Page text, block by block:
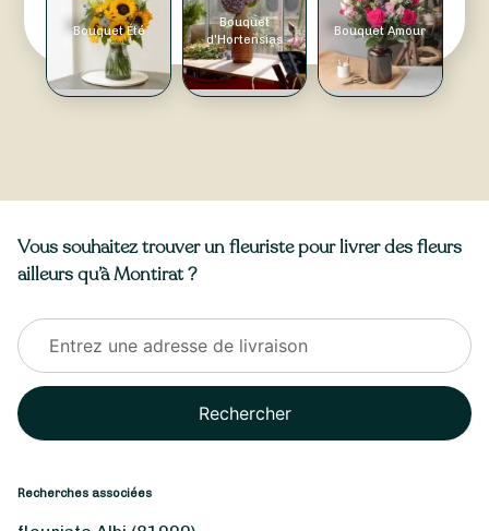
Bouquet Été
Bouquet
d'Hortensias
Bouquet Amour
Vous souhaitez trouver un fleuriste pour livrer des fleurs
ailleurs qu’à Montirat ?
Rechercher
Recherches associées